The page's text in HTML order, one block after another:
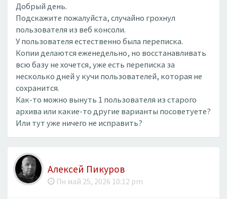
Добрый день.
Подскажите пожалуйста, случайно грохнул
пользователя из веб консоли.
У пользователя естественно была переписка.
Копии делаются еженедельно, но восстанавливать
всю базу не хочется, уже есть переписка за
несколько дней у кучи пользователей, которая не
сохранится.
Как-то можно вынуть 1 пользователя из старого
архива или какие-то другие варианты посоветуете?
Или тут уже ничего не исправить?
Алексей Пикуров
Пн май 25, 2026 10:12 pm